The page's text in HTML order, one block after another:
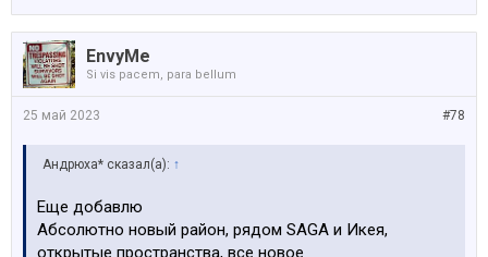
EnvyMe
Si vis pacem, para bellum
#78
25 май 2023
Андрюха* сказал(а): ↑
Еще добавлю
Абсолютно новый район, рядом SAGA и Икея,
открытые пространства, все новое